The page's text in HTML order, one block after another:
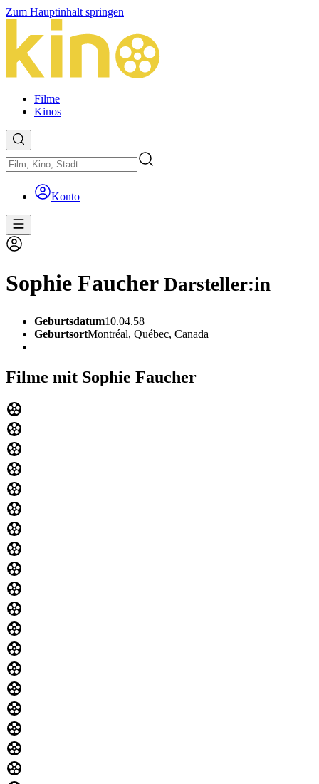
Zum Hauptinhalt springen
Filme
Kinos
Konto
Sophie Faucher Darsteller:in
Geburtsdatum10.04.58
GeburtsortMontréal, Québec, Canada
Filme mit Sophie Faucher